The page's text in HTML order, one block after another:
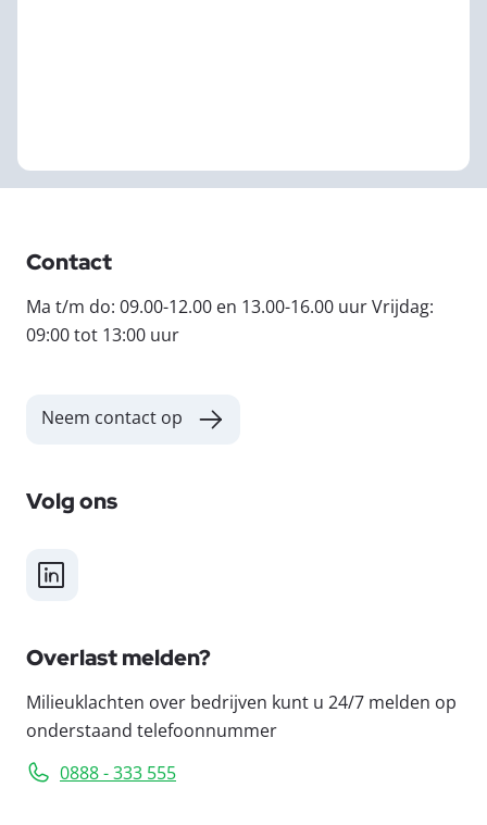
Contact
Ma t/m do: 09.00-12.00 en 13.00-16.00 uur Vrijdag:
09:00 tot 13:00 uur
Neem contact op
Volg ons
LinkedIn
Overlast melden?
Milieuklachten over bedrijven kunt u 24/7 melden op
onderstaand telefoonnummer
0888 - 333 555